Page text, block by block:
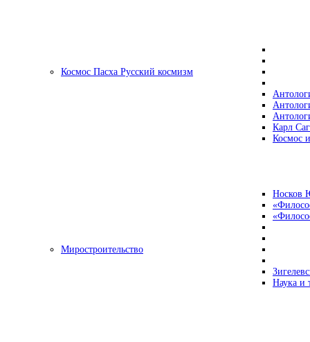
Космос Пасха Русский космизм
Карл
Космос
Носков
Миростроительство
Наука и